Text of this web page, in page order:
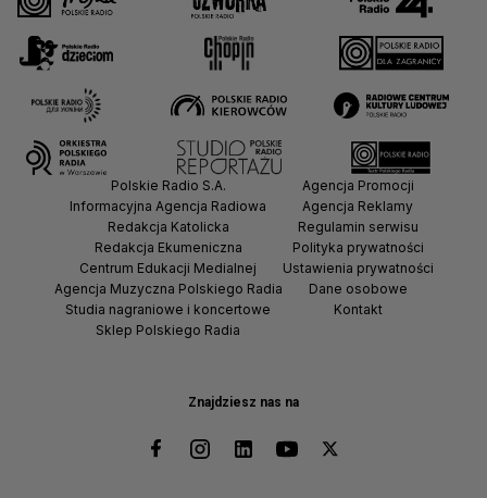
Znajdziesz nas na
Polskie Radio S.A.
Informacyjna Agencja Radiowa
Redakcja Katolicka
Redakcja Ekumeniczna
Centrum Edukacji Medialnej
Agencja Muzyczna Polskiego Radia
Studia nagraniowe i koncertowe
Sklep Polskiego Radia
Agencja Promocji
Agencja Reklamy
Regulamin serwisu
Polityka prywatności
Ustawienia prywatności
Dane osobowe
Kontakt